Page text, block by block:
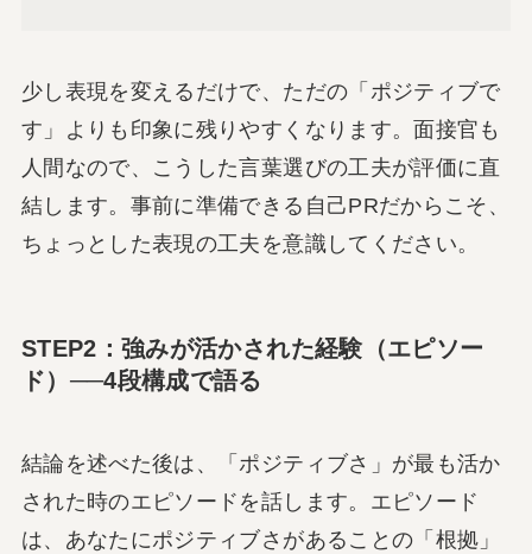
少し表現を変えるだけで、ただの「ポジティブで
す」よりも印象に残りやすくなります。面接官も
人間なので、こうした言葉選びの工夫が評価に直
結します。事前に準備できる自己PRだからこそ、
ちょっとした表現の工夫を意識してください。
STEP2：強みが活かされた経験（エピソー
ド）──4段構成で語る
結論を述べた後は、「ポジティブさ」が最も活か
された時のエピソードを話します。エピソード
は、あなたにポジティブさがあることの「根拠」